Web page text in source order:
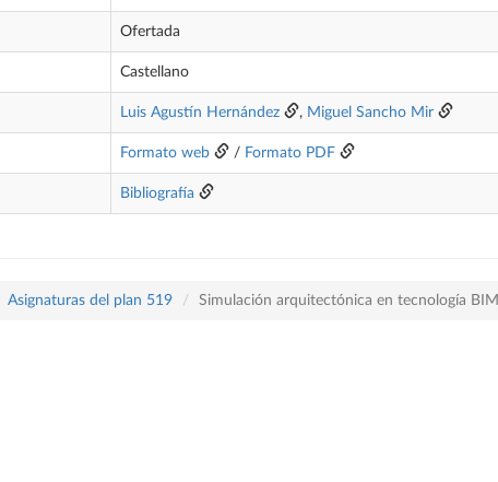
Ofertada
Castellano
Luis Agustín Hernández , Miguel Sancho Mir
Formato web / Formato PDF
Bibliografía
Asignaturas del plan 519 Simulación arquitectónica en tecnología BIM